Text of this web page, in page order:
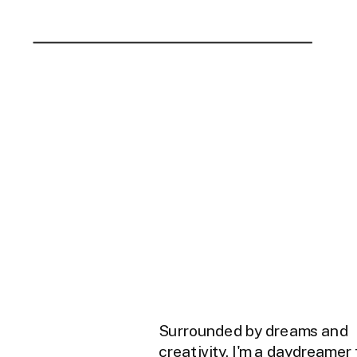
Surrounded by dreams and
creativity, I'm a